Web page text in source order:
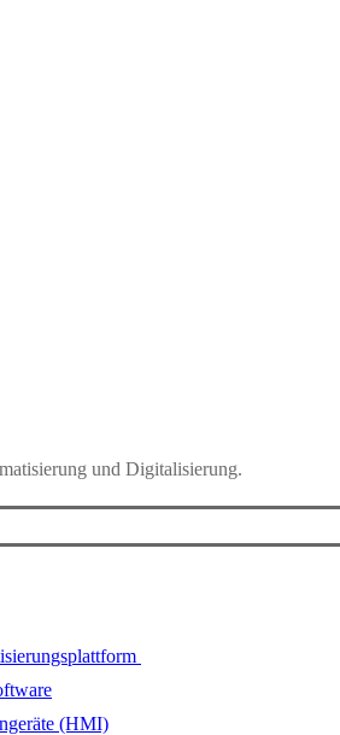
und Digitalisierung.
(HMI)